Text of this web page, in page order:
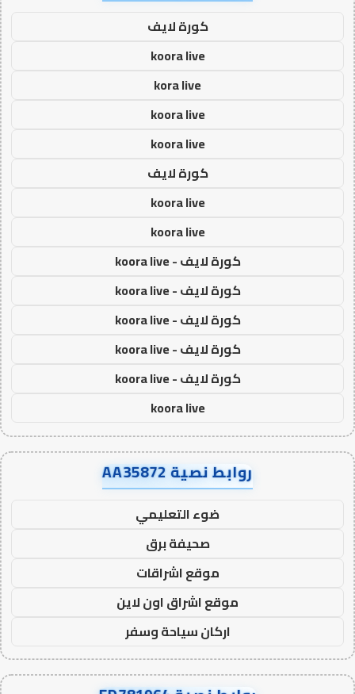
كورة لايف
koora live
kora live
koora live
koora live
كورة لايف
koora live
koora live
كورة لايف - koora live
كورة لايف - koora live
كورة لايف - koora live
كورة لايف - koora live
كورة لايف - koora live
koora live
روابط نصية AA35872
ضوء التعليمي
صحيفة برق
موقع اشراقات
موقع اشراق اون لاين
اركان سياحة وسفر